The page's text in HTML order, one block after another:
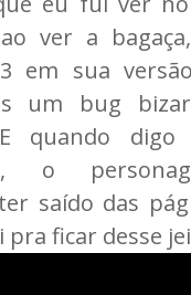
ver a
em sua
um bug
quando digo
o
saído das
pra ficar desse